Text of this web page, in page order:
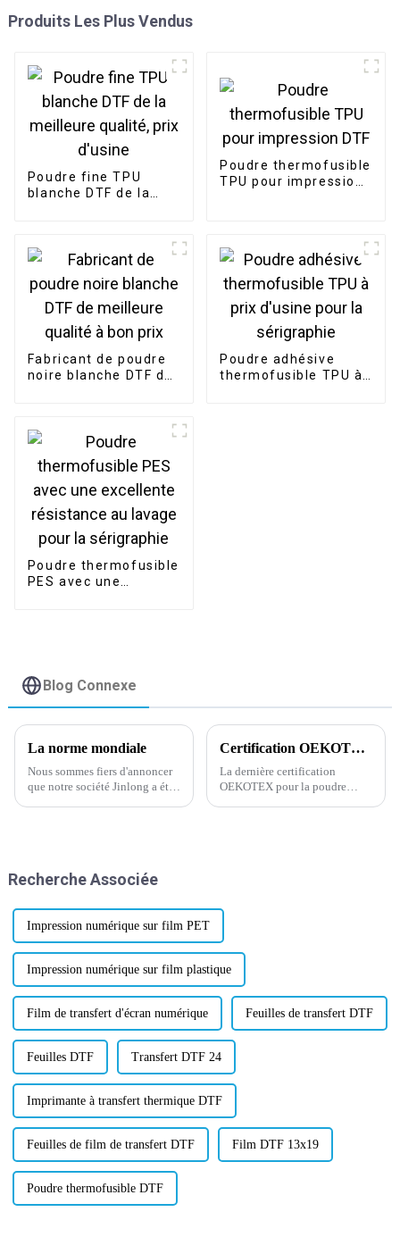
Produits Les Plus Vendus
Poudre fine TPU
blanche DTF de la
Poudre thermofusible
TPU pour impression
Fabricant de poudre
noire blanche DTF de
Poudre adhésive
thermofusible TPU à
Poudre thermofusible
PES avec une
Blog Connexe
La norme mondiale
Nous sommes fiers d'annoncer
que notre société Jinlong a été
Certification OEKOTEX la plus récente concernant la poudre adhésive thermofusible
La dernière certification
OEKOTEX pour la poudre
Recherche Associée
Impression numérique sur film PET
Impression numérique sur film plastique
Film de transfert d'écran numérique Feuilles de transfert DTF
Feuilles DTF Transfert DTF 24
Imprimante à transfert thermique DTF
Feuilles de film de transfert DTF Film DTF 13x19
Poudre thermofusible DTF